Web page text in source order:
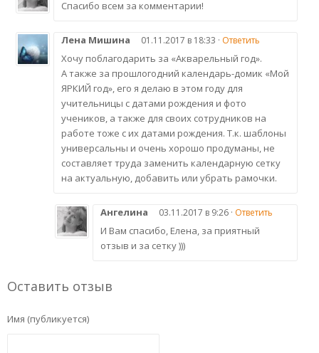
Спасибо всем за комментарии!
Лена Мишина 01.11.2017 в 18:33 · Ответить
Хочу поблагодарить за «Акварельный год».
А также за прошлогодний календарь-домик «Мой
ЯРКИЙ год», его я делаю в этом году для
учительницы с датами рождения и фото
учеников, а также для своих сотрудников на
работе тоже с их датами рождения. Т.к. шаблоны
универсальны и очень хорошо продуманы, не
составляет труда заменить календарную сетку
на актуальную, добавить или убрать рамочки.
Ангелина 03.11.2017 в 9:26 · Ответить
И Вам спасибо, Елена, за приятный
отзыв и за сетку )))
Оставить отзыв
Имя (публикуется)